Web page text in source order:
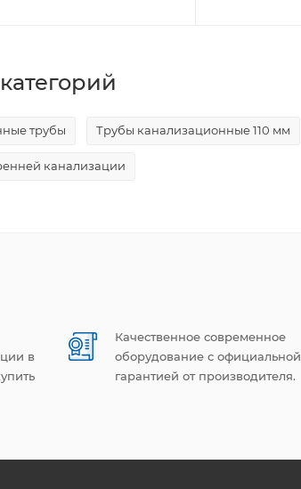
трубы Трубы канализационные 110 мм
канализации
в
Качественное современное
оборудование с официальной
гарантией от производителя.